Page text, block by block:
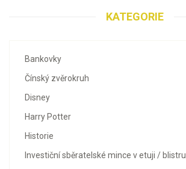
KATEGORIE
Bankovky
Čínský zvěrokruh
Disney
Harry Potter
Historie
Investiční sběratelské mince v etuji / blistru